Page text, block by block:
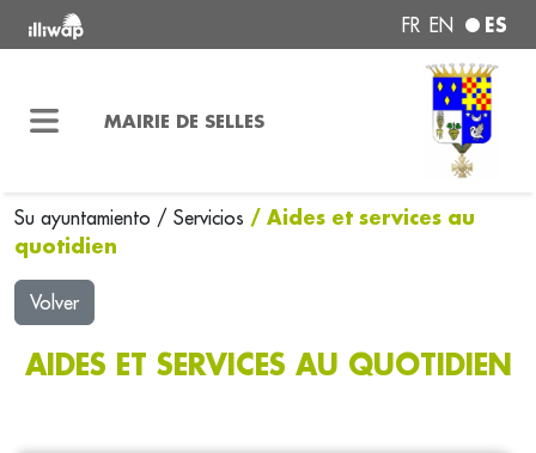
FR EN ES
MAIRIE DE SELLES
Su ayuntamiento / Servicios / Aides et services au
quotidien
Volver
AIDES ET SERVICES AU QUOTIDIEN